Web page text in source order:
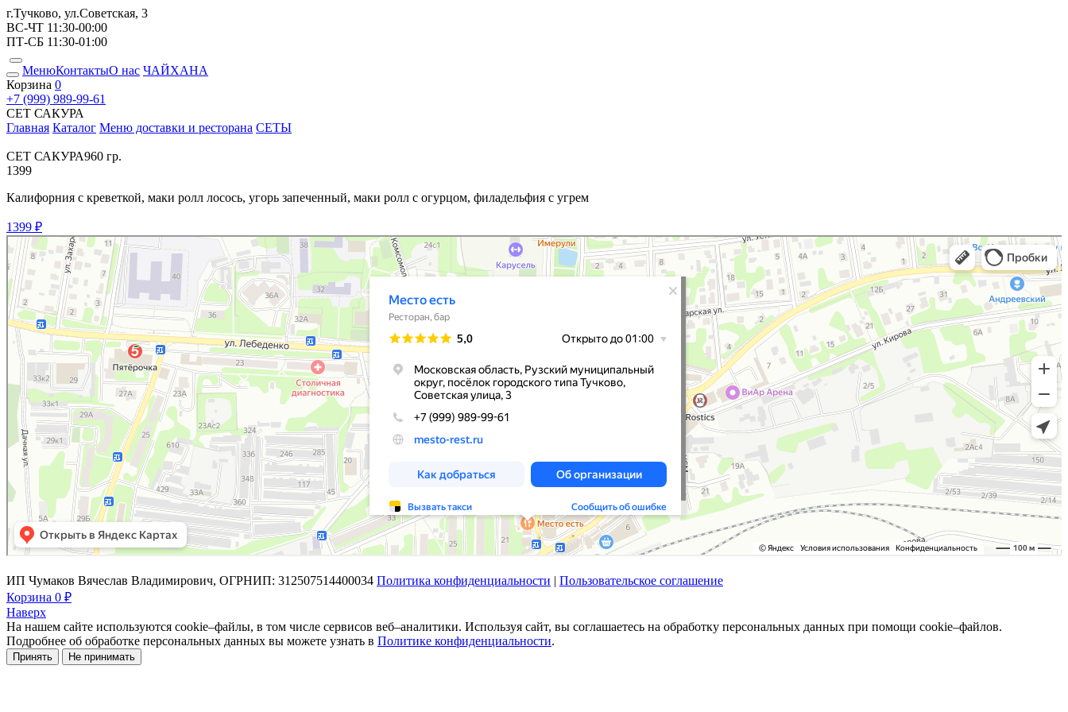
г.Тучково, ул.Советская, 3
ВС-ЧТ 11:30-00:00
ПТ-СБ 11:30-01:00
МенюКонтактыО нас ЧАЙХАНА
Корзина 0
+7 (999) 989-99-61
СЕТ САКУРА
Главная Каталог Меню доставки и ресторана СЕТЫ
СЕТ САКУРА960 гр.
1399
Калифорния с креветкой, маки ролл лосось, угорь запеченный, маки ролл с огурцом, филадельфия с угрем
1399 ₽
Место Есть
Ресторан в Москве и Московской области
ИП Чумаков Вячеслав Владимирович, ОГРНИП: 312507514400034 Политика конфиденциальности | Пользовательское соглашение
Корзина 0 ₽
Наверх
На нашем сайте используются cookie–файлы, в том числе сервисов веб–аналитики. Используя сайт, вы соглашаетесь на обработку персональных данных при помощи cookie–файлов.
Подробнее об обработке персональных данных вы можете узнать в Политике конфиденциальности.
Принять Не принимать